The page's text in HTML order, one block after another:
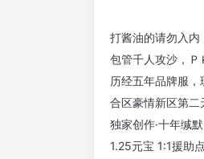
打酱油的请勿入
包管千人攻沙，Ｐ
历经五年品牌服
合区豪情新区第二
独家创作·十年缄
1.25元宝 1:1援助